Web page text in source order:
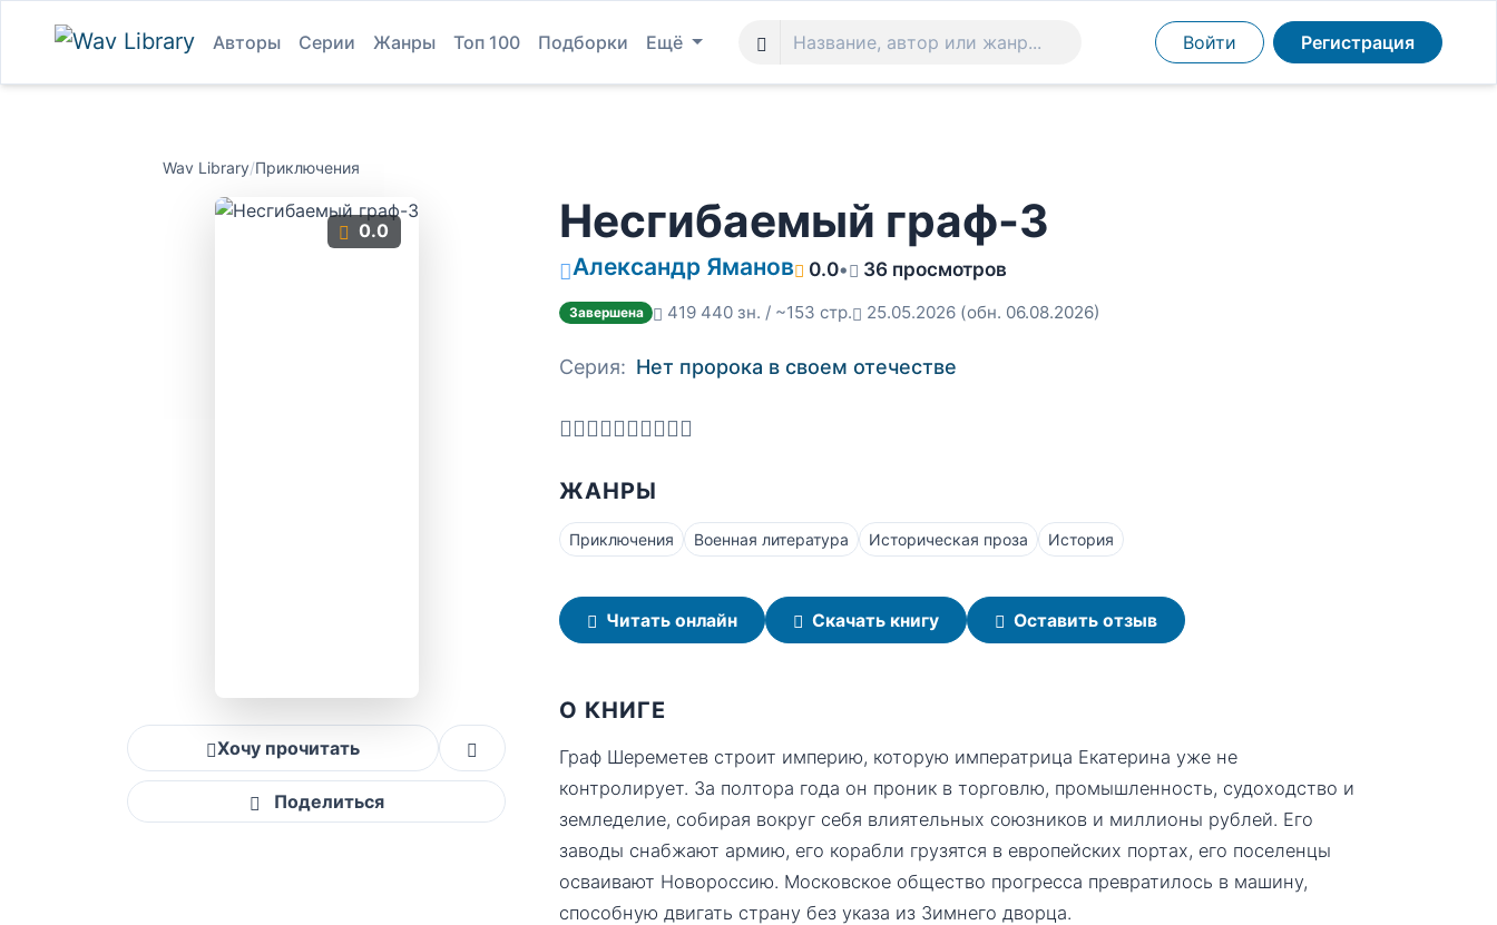
Авторы Серии Жанры Топ 100 Подборки Ещё Войти Регистрация
Wav Library/Приключения
0.0
Хочу прочитать
Поделиться
Несгибаемый граф-3
Александр Яманов 0.0• 36 просмотров
Завершена 419 440 зн. / ~153 стр. 25.05.2026 (обн. 06.08.2026)
Серия: Нет пророка в своем отечестве
ЖАНРЫ
Приключения Военная литература Историческая проза История
Читать онлайн Скачать книгу Оставить отзыв
О КНИГЕ
Граф Шереметев строит империю, которую императрица Екатерина уже не
контролирует. За полтора года он проник в торговлю, промышленность, судоходство и
земледелие, собирая вокруг себя влиятельных союзников и миллионы рублей. Его
заводы снабжают армию, его корабли грузятся в европейских портах, его поселенцы
осваивают Новороссию. Московское общество прогресса превратилось в машину,
способную двигать страну без указа из Зимнего дворца.